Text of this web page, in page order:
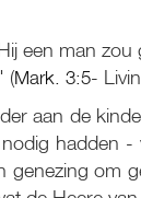
een man
(Mark. 3:5-
aan de
hadden
om